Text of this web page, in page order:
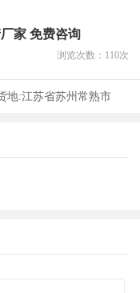
家 免费咨询
浏览次数： 110次
地:江苏省苏州常熟市